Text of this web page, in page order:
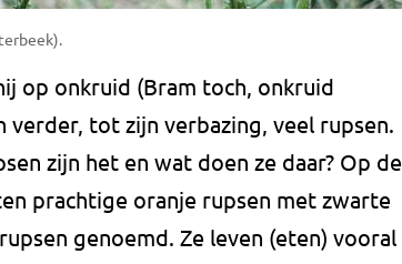
op onkruid (Bram toch, onkruid
tot zijn verbazing, veel rupsen.
zijn het en wat doen ze daar? Op de
prachtige oranje rupsen met zwarte
genoemd. Ze leven (eten) vooral